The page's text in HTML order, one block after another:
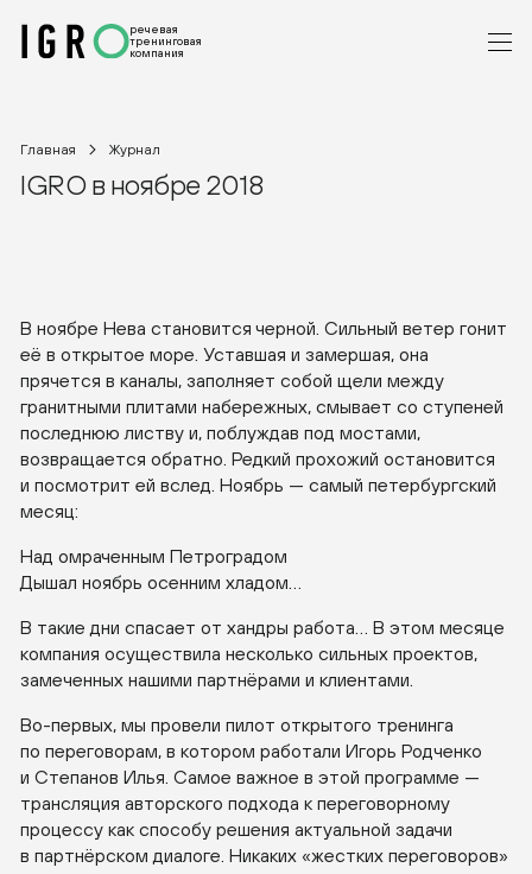
речевая
тренинговая
компания
Главная Журнал
IGRO в ноябре 2018
В ноябре Нева становится черной. Сильный ветер гонит
её в открытое море. Уставшая и замершая, она
прячется в каналы, заполняет собой щели между
гранитными плитами набережных, смывает со ступеней
последнюю листву и, поблуждав под мостами,
возвращается обратно. Редкий прохожий остановится
и посмотрит ей вслед. Ноябрь — самый петербургский
месяц:
Над омраченным Петроградом
Дышал ноябрь осенним хладом…
В такие дни спасает от хандры работа… В этом месяце
компания осуществила несколько сильных проектов,
замеченных нашими партнёрами и клиентами.
Во-первых, мы провели пилот открытого тренинга
по переговорам, в котором работали Игорь Родченко
и Степанов Илья. Самое важное в этой программе —
трансляция авторского подхода к переговорному
процессу как способу решения актуальной задачи
в партнёрском диалоге. Никаких «жестких переговоров»